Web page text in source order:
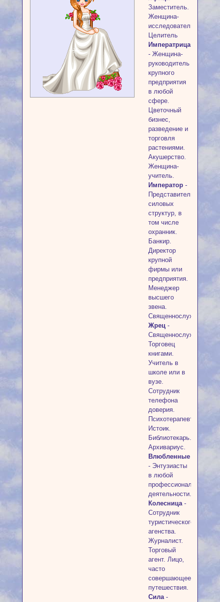
Заместитель.
Женщина-
исследователь.
Целитель
Императрица
- Женщина-
руководитель
крупного
предприятия
в любой
сфере.
Цветочный
бизнес,
разведение и
торговля
растениями.
Акушерство.
Женщина-
учитель.
Император-
Представитель
силовых
структур, в
том числе
охранник.
Банкир.
Директор
крупной
фирмы или
предприятия.
Менеджер
высшего
звена.
Священнослужитель.
Жрец-
Священнослужитель.
Торговец
книгами.
Учитель в
школе или в
вузе.
Сотрудник
телефона
доверия.
Психотерапевт.
Истоик.
Библиотекарь.
Архивариус.
Влюбленные
- Энтузиасты
в любой
профессиональной
деятельности.
Колесница-
Сотрудник
туристического
агенства.
Журналист.
Торговый
агент. Лицо,
часто
совершающее
путешествия.
Сила-